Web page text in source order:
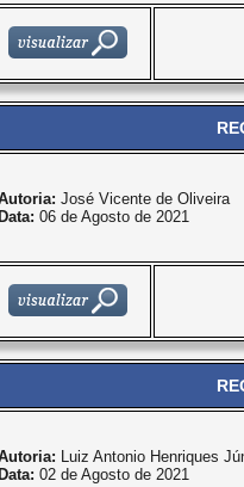
José Vicente de Oliveira
Data: 06 de Agosto de 2021
Luiz Antonio Henriques
Data: 02 de Agosto de 2021